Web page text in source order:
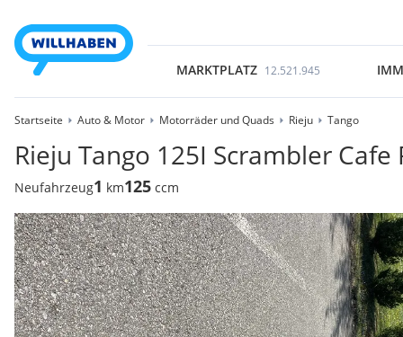
MARKTPLATZ 12.521.945
Startseite Auto & Motor Motorräder und Quads Rieju Tango
Rieju Tango 125I Scrambler Cafe
Neufahrzeug1 km125 ccm